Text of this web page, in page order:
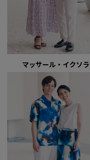
マッサール・イクソラ